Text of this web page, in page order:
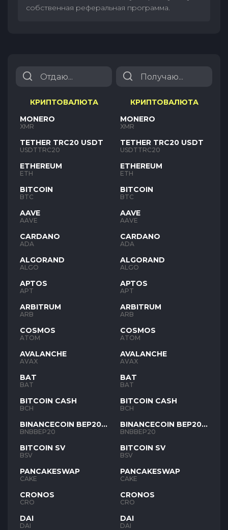
собственная реферальная программа.
КРИПТОВАЛЮТА
MONERO
XMR
TETHER TRC20 USDT
USDTTRC20
ETHEREUM
ETH
BITCOIN
BTC
AAVE
AAVE
CARDANO
ADA
ALGORAND
ALGO
APTOS
APT
ARBITRUM
ARB
COSMOS
ATOM
AVALANCHE
AVAX
BAT
BAT
BITCOIN CASH
BCH
BINANCECOIN BEP20
BNB
BNBBEP20
BITCOIN SV
BSV
PANCAKESWAP
CAKE
CRONOS
CRO
DAI
DAI
КРИПТОВАЛЮТА
MONERO
XMR
TETHER TRC20 USDT
USDTTRC20
ETHEREUM
ETH
BITCOIN
BTC
AAVE
AAVE
CARDANO
ADA
ALGORAND
ALGO
APTOS
APT
ARBITRUM
ARB
COSMOS
ATOM
AVALANCHE
AVAX
BAT
BAT
BITCOIN CASH
BCH
BINANCECOIN BEP20
BNB
BNBBEP20
BITCOIN SV
BSV
PANCAKESWAP
CAKE
CRONOS
CRO
DAI
DAI